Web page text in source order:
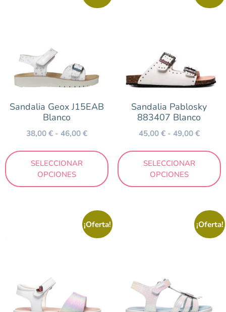
Rosa
Taupe
Turquesa
Verde
Blanditos by Crios
Chetto
Munich
Müris
Mustang
Sandalia Geox J15EAB
Blanco
38,00€ - 46,00€
SELECCIONAR
OPCIONES
Sandalia Pablosky
883407 Blanco
45,00€ - 49,00€
SELECCIONAR
OPCIONES
¡Oferta! ¡Oferta!